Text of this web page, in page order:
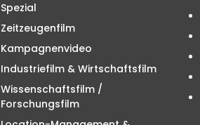
Spezial
Zeitzeugenfilm
Kampagnenvideo
Industriefilm & Wirtschaftsfilm
Wissenschaftsfilm /
Forschungsfilm